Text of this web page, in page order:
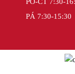
PÁ 7:30-15:30